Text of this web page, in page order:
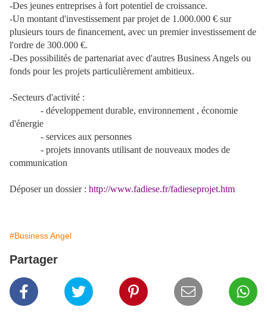
-Des jeunes entreprises à fort potentiel de croissance.
-Un montant d'investissement par projet de 1.000.000 € sur
plusieurs tours de financement, avec un premier investissement de
l'ordre de 300.000 €.
-Des possibilités de partenariat avec d'autres Business Angels ou
fonds pour les projets particulièrement ambitieux.
-Secteurs d'activité :
- développement durable, environnement , économie
d'énergie
- services aux personnes
- projets innovants utilisant de nouveaux modes de
communication
Déposer un dossier : http://www.fadiese.fr/fadieseprojet.htm
#Business Angel
Partager